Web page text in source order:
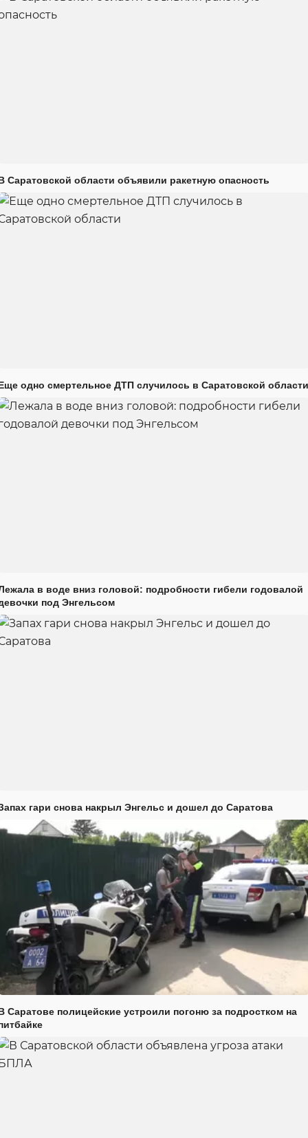
Саратовской области объявили ракетную опасность
одно смертельное ДТП случилось в Саратовской области
в воде вниз головой: подробности гибели годовалой
под Энгельсом
гари снова накрыл Энгельс и дошел до Саратова
Саратове полицейские устроили погоню за подростком на